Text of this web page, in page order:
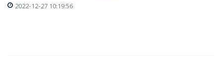
2022-12-27 10:19:56